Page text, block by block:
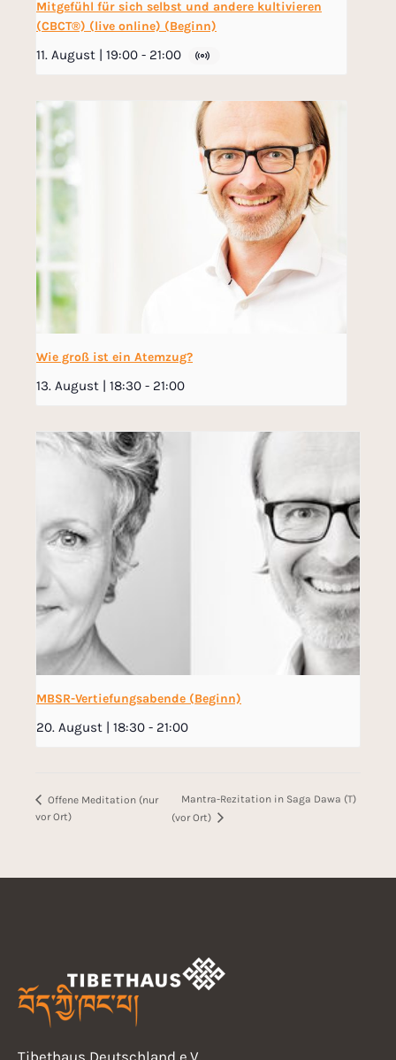
Mitgefühl für sich selbst und andere kultivieren
(CBCT®) (live online) (Beginn)
11. August | 19:00 - 21:00
Wie groß ist ein Atemzug?
13. August | 18:30 - 21:00
MBSR-Vertiefungsabende (Beginn)
20. August | 18:30 - 21:00
Offene Meditation (nur
vor Ort)
Mantra-Rezitation in Saga Dawa (T)
(vor Ort)
Tibethaus Deutschland e.V.